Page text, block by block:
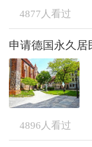
4877 人看过
4896 人看过